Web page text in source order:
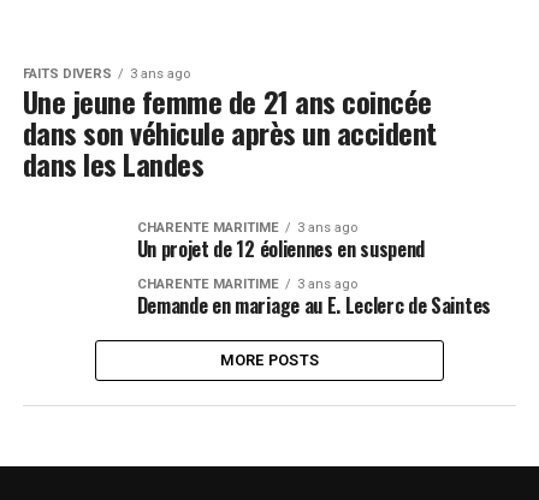
FAITS DIVERS 3 ans ago
Une jeune femme de 21 ans coincée
dans son véhicule après un accident
dans les Landes
CHARENTE MARITIME 3 ans ago
Un projet de 12 éoliennes en suspend
CHARENTE MARITIME 3 ans ago
Demande en mariage au E. Leclerc de Saintes
MORE POSTS